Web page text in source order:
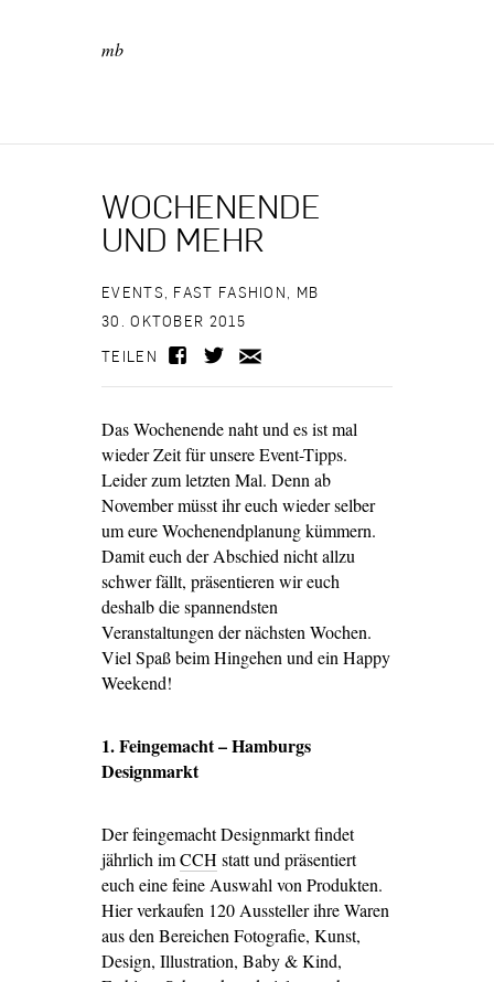
mb
WOCHENENDE
UND MEHR
EVENTS, FAST FASHION, MB
30. OKTOBER 2015
TEILEN
Das Wochenende naht und es ist mal
wieder Zeit für unsere Event-Tipps.
Leider zum letzten Mal. Denn ab
November müsst ihr euch wieder selber
um eure Wochenendplanung kümmern.
Damit euch der Abschied nicht allzu
schwer fällt, präsentieren wir euch
deshalb die spannendsten
Veranstaltungen der nächsten Wochen.
Viel Spaß beim Hingehen und ein Happy
Weekend!
1. Feingemacht – Hamburgs
Designmarkt
Der feingemacht Designmarkt findet
jährlich imCCH statt und präsentiert
euch eine feine Auswahl von Produkten.
Hier verkaufen 120 Aussteller ihre Waren
aus den Bereichen Fotografie, Kunst,
Design, Illustration, Baby & Kind,